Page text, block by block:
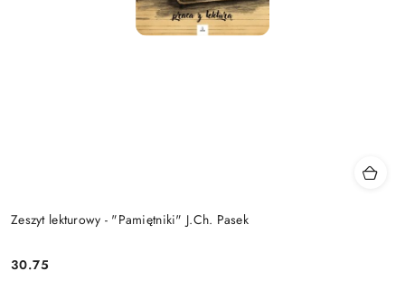
Zeszyt lekturowy - "Pamiętniki" J.Ch. Pasek
Cena:
30.75